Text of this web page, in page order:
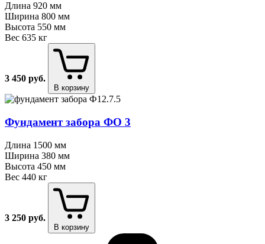
Длина 920 мм
Ширина 800 мм
Высота 550 мм
Вес 635 кг
3 450 руб.
В корзину
Фундамент забора ФО 3
Длина 1500 мм
Ширина 380 мм
Высота 450 мм
Вес 440 кг
3 250 руб.
В корзину